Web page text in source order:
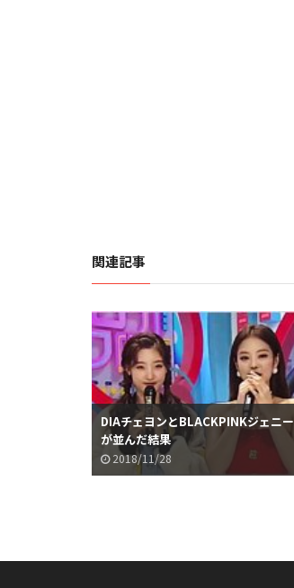
関連記事
DIAチェヨンとBLACKPINKジェニー
が並んだ結果
2018/11/28